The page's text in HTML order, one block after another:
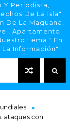
Periodista,
De La Isla"
De La Maguana,
Apartamento
Lema " En
La Información"
ataques con